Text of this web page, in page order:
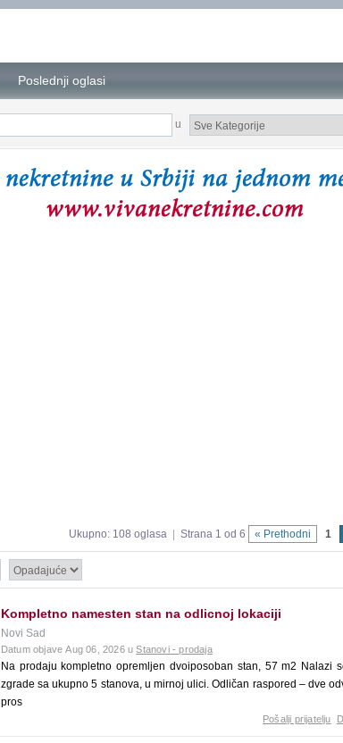
Poslednji oglasi
u
Ukupno: 108 oglasa Strana 1 od 6 « Prethodni 1
Kompletno namesten stan na odlicnoj lokaciji
Novi Sad
Datum objave Aug 06, 2026 uStanovi - prodaja
Na prodaju kompletno opremljen dvoiposoban stan, 57 m2 Nalazi
zgrade sa ukupno 5 stanova, u mirnoj ulici. Odličan raspored – dve
pros
Pošalji prijatelju